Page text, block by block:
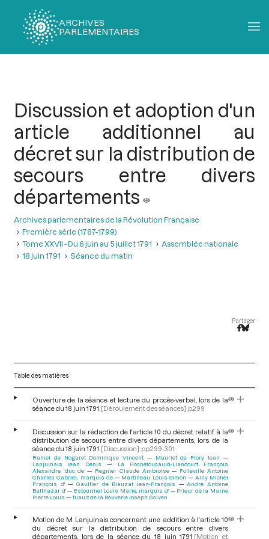
ARCHIVES
PARLEMENTAIRES
Discussion et adoption d'un
article additionnel au
décret sur la distribution de
secours entre divers
départements
Archives parlementaires de la Révolution Française
Première série (1787-1799)
Tome XXVII - Du 6 juin au 5 juillet 1791
Assemblée nationale
18 juin 1791
Séance du matin
Partager
Table des matières
Ouverture de la séance et lecture du procès-verbal, lors de la
séance du 18 juin 1791 [Déroulement des séances] p.299
Discussion sur la rédaction de l'article 10 du décret relatif à la
distribution de secours entre divers départements, lors de la
séance du 18 juin 1791 [Discussion] pp.299-301
Ramel de Nogaret Dominique Vincent
Mauriet de Flory Jean
Lanjuinais Jean Denis
La Rochefoucauld-Liancourt François
Alexandre, duc de
Regnier Claude Ambroise
Folleville Antoine
Charles Gabriel, marquis de
Martineau Louis Simon
Ailly Michel
François d'
Gaultier de Biauzat Jean-François
André Antoine
Balthazar d'
Estourmel Louis Marie, marquis d'
Prieur de la Marne
Pierre Louis
Tuault de la Bouverie Joseph Golven
Motion de M. Lanjuinais concernant une addition à l'article 10
du décret sur la distribution de secours entre divers
départements, lors de la séance du 18 juin 1791 [Motion et